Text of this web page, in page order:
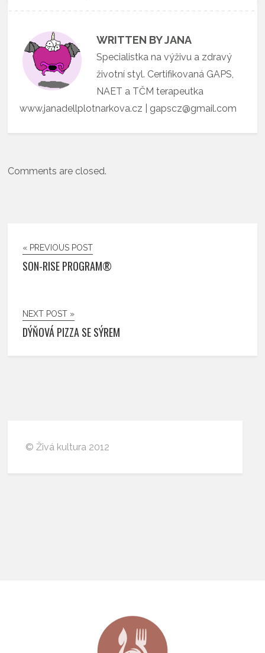
WRITTEN BY JANA
Specialistka na výživu a zdravý
životní styl. Certifikovaná GAPS,
NAET a TČM terapeutka
www.janadellplotnarkova.cz | gapscz@gmail.com
Comments are closed.
« PREVIOUS POST
SON-RISE PROGRAM®
NEXT POST »
DÝŇOVÁ PIZZA SE SÝREM
© Živá kultura 2012